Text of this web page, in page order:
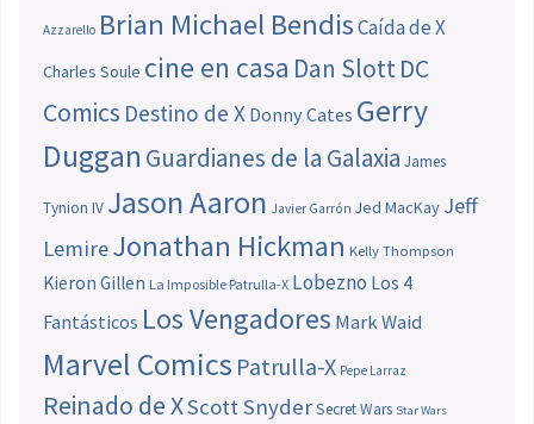
Azzarello Brian Michael BendisCaída de X
Charles Soule cine en casa Dan SlottDC
Comics Destino de X Donny Cates Gerry
Duggan Guardianes de la Galaxia James
Tynion IV Jason Aaron Javier Garrón Jed MacKay Jeff
LemireJonathan Hickman Kelly Thompson
Kieron Gillen La Imposible Patrulla-X Lobezno Los 4
Fantásticos Los Vengadores Mark Waid
Marvel Comics Patrulla-X Pepe Larraz
Reinado de XScott SnyderSecret Wars Star Wars